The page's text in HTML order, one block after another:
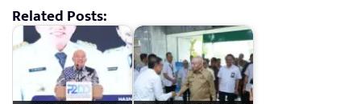
Related Posts: